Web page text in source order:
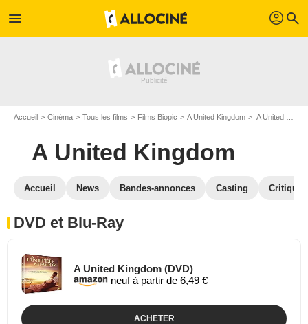
menu profil search
Accueil Cinéma Tous les films Films Biopic A United Kingdom A United Kingdom en DVD Blu Ray
A United Kingdom
Accueil News Bandes-annonces Casting
DVD et Blu-Ray
A United Kingdom (DVD)
neuf à partir de 6,49 €
ACHETER